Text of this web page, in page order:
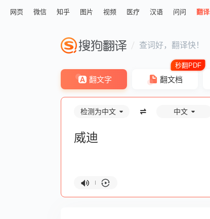
网页 微信 知乎 图片 视频 医疗 汉语 问问 翻译
查词好，翻译快！
翻文字 翻文档
检测为中文 中文